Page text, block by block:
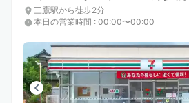
三鷹駅から徒歩2分
本日の営業時間 : 00:00〜00:00